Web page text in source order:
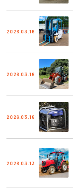
2026.03.16
2026.03.16
2026.03.16
2026.03.13